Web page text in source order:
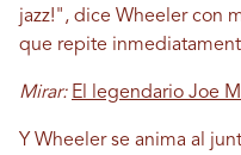
jazz!", dice Wheeler con
que repite
Mirar: El legendario Joe
Y Wheeler se anima al